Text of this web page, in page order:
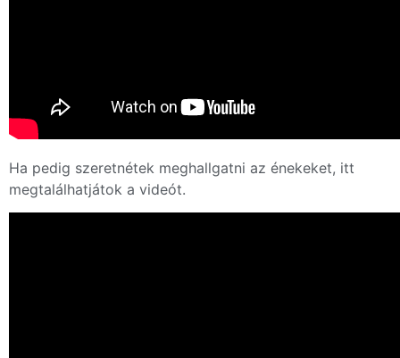
Ha pedig szeretnétek meghallgatni az énekeket, itt
megtalálhatjátok a videót.